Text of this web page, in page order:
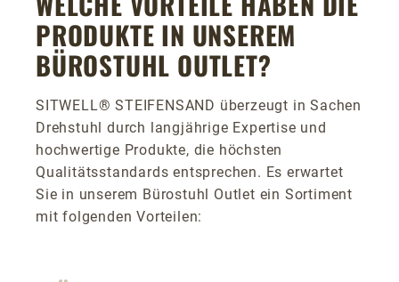
PRODUKTE IN UNSEREM
BÜROSTUHL OUTLET?
SITWELL® STEIFENSAND überzeugt in Sachen
Drehstuhl durch langjährige Expertise und
hochwertige Produkte, die höchsten
Qualitätsstandards entsprechen. Es erwartet
Sie in unserem Bürostuhl Outlet ein Sortiment
mit folgenden Vorteilen: